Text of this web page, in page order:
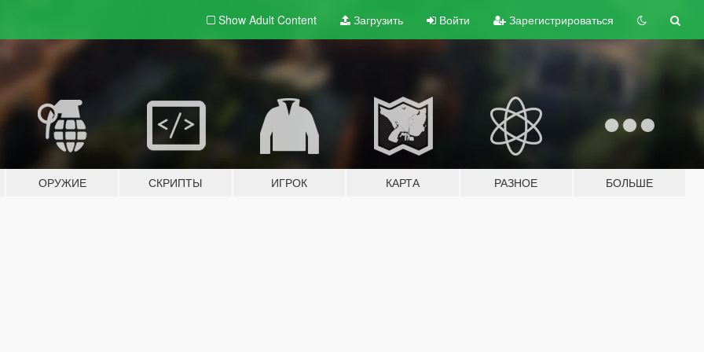
Show Adult Content Загрузить Войти Зарегистрироваться
ОРУЖИЕ СКРИПТЫ ИГРОК КАРТА РАЗНОЕ БОЛЬШЕ